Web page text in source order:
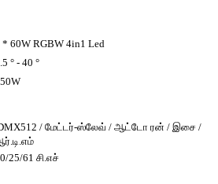
* 60W RGBW 4in1 Led
° - 40 °
/ மேட்டர்-ஸ்லேவ் / ஆட்டோ ரன் / இசை /
25/61 சி.எச்